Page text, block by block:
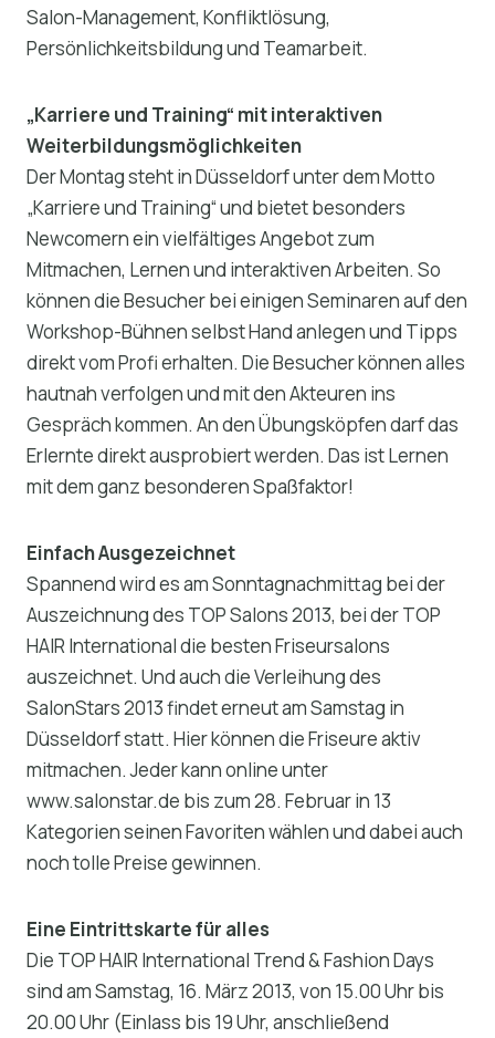
Salon-Management, Konfliktlösung,
Persönlichkeitsbildung und Teamarbeit.
„Karriere und Training“ mit interaktiven
Weiterbildungsmöglichkeiten
Der Montag steht in Düsseldorf unter dem Motto
„Karriere und Training“ und bietet besonders
Newcomern ein vielfältiges Angebot zum
Mitmachen, Lernen und interaktiven Arbeiten. So
können die Besucher bei einigen Seminaren auf den
Workshop-Bühnen selbst Hand anlegen und Tipps
direkt vom Profi erhalten. Die Besucher können alles
hautnah verfolgen und mit den Akteuren ins
Gespräch kommen. An den Übungsköpfen darf das
Erlernte direkt ausprobiert werden. Das ist Lernen
mit dem ganz besonderen Spaßfaktor!
Einfach Ausgezeichnet
Spannend wird es am Sonntagnachmittag bei der
Auszeichnung des TOP Salons 2013, bei der TOP
HAIR International die besten Friseursalons
auszeichnet. Und auch die Verleihung des
SalonStars 2013 findet erneut am Samstag in
Düsseldorf statt. Hier können die Friseure aktiv
mitmachen. Jeder kann online unter
www.salonstar.de bis zum 28. Februar in 13
Kategorien seinen Favoriten wählen und dabei auch
noch tolle Preise gewinnen.
Eine Eintrittskarte für alles
Die TOP HAIR International Trend & Fashion Days
sind am Samstag, 16. März 2013, von 15.00 Uhr bis
20.00 Uhr (Einlass bis 19 Uhr, anschließend